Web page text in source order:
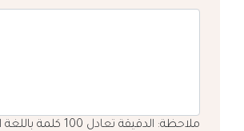
ملاحظة: الدقيقة تعادل 100 كلمة باللغة العربية